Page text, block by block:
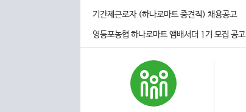
기간제근로자 (하나로마트 중견직) 채용공고
영등포농협 하나로마트 앰배서더 1기 모집 공고